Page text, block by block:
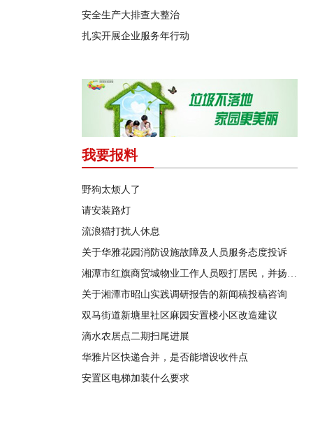
安全生产大排查大整治
扎实开展企业服务年行动
我要报料
野狗太烦人了
请安装路灯
流浪猫打扰人休息
关于华雅花园消防设施故障及人员服务态度投诉
湘潭市红旗商贸城物业工作人员殴打居民，并扬言恐吓“我打死你有冯友根负责”
关于湘潭市昭山实践调研报告的新闻稿投稿咨询
双马街道新塘里社区麻园安置楼小区改造建议
滴水农居点二期扫尾进展
华雅片区快递合并，是否能增设收件点
安置区电梯加装什么要求